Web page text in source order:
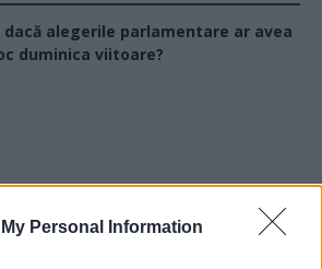
Personal Information
alegerile parlamentare ar avea
duminica viitoare?